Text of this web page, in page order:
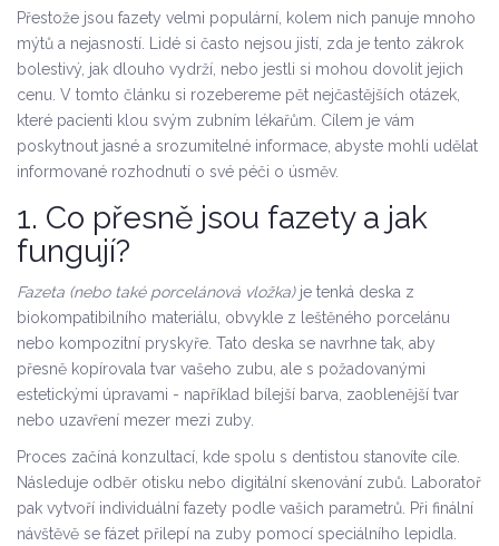
Přestože jsou fazety velmi populární, kolem nich panuje mnoho
mýtů a nejasností. Lidé si často nejsou jistí, zda je tento zákrok
bolestivý, jak dlouho vydrží, nebo jestli si mohou dovolit jejich
cenu. V tomto článku si rozebereme pět nejčastějších otázek,
které pacienti klou svým zubním lékařům. Cílem je vám
poskytnout jasné a srozumitelné informace, abyste mohli udělat
informované rozhodnutí o své péči o úsměv.
1. Co přesně jsou fazety a jak
fungují?
Fazeta (nebo také porcelánová vložka)je tenká deska z
biokompatibilního materiálu, obvykle z leštěného porcelánu
nebo kompozitní pryskyře. Tato deska se navrhne tak, aby
přesně kopírovala tvar vašeho zubu, ale s požadovanými
estetickými úpravami - například bílejší barva, zaoblenější tvar
nebo uzavření mezer mezi zuby.
Proces začíná konzultací, kde spolu s dentistou stanovíte cíle.
Následuje odběr otisku nebo digitální skenování zubů. Laboratoř
pak vytvoří individuální fazety podle vašich parametrů. Při finální
návštěvě se fázet přilepí na zuby pomocí speciálního lepidla.